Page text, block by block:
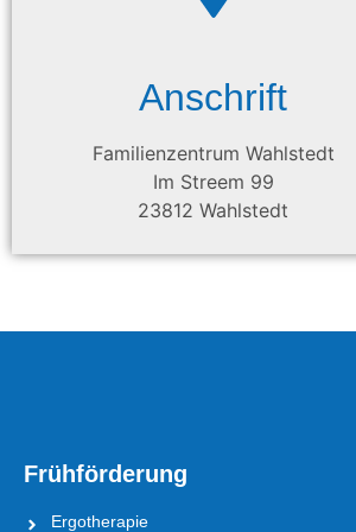
Anschrift
Familienzentrum Wahlstedt
Im Streem 99
23812 Wahlstedt
Frühförderung
Ergotherapie